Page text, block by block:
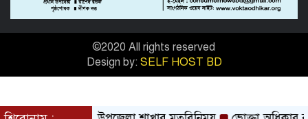
মহান মে দিবস উপলক্ষে মনোহরদীতে
সিআরবি’র র‌্যালী, আলোচনা ও শপথ অনুষ্ঠান
অনুষ্ঠিত
©2020 All rights reserved
Design by: SELF HOST BD